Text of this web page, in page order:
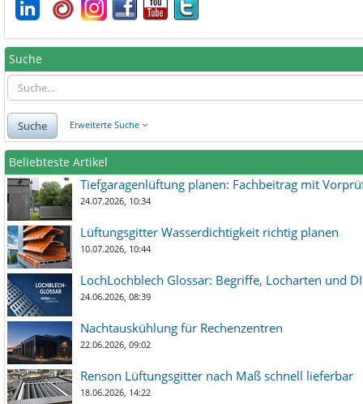
Suche
Suche Erweiterte Suche
Beliebteste Artikel
Tiefgaragenlüftung planen: Fachbeitrag mit
24.07.2026, 10:34
Lüftungsgitter Wasserdichtigkeit richtig planen
10.07.2026, 10:44
LochLochblech Glossar: Begriffe, Locharten und
24.06.2026, 08:39
Nachtauskühlung für Rechenzentren
22.06.2026, 09:02
Renson Lüftungsgitter nach Maß schnell lieferbar
18.06.2026, 14:22